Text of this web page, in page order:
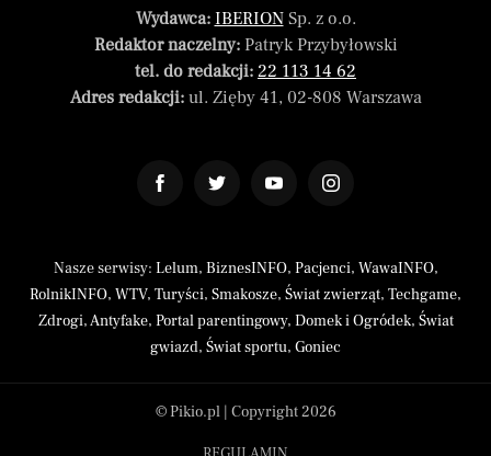
Wydawca: IBERIONSp. z o.o.
Redaktor naczelny:Patryk Przybyłowski
tel. do redakcji: 22 113 14 62
Adres redakcji:ul. Zięby 41, 02-808 Warszawa
Nasze serwisy: Lelum, BiznesINFO, Pacjenci, WawaINFO,
RolnikINFO, WTV, Turyści, Smakosze, Świat zwierząt, Techgame,
Zdrogi,Antyfake, Portal parentingowy, Domek i Ogródek, Świat
gwiazd, Świat sportu, Goniec
© Pikio.pl | Copyright 2026